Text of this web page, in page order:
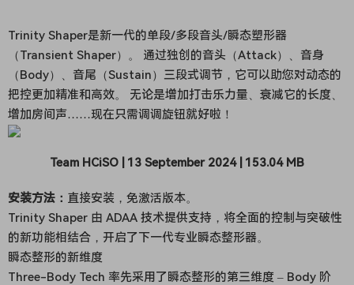
Trinity Shaper是新一代的单段/多段音头/瞬态塑形器
（Transient Shaper）。 通过独创的音头（Attack）、音身
（Body）、音尾（Sustain）三段式调节，它可以助您对动态的
把控更加精准和高效。 无论是增加打击乐力量、衰减它的长度、
增加房间声……现在只需调调旋钮就好啦！
Team HCiSO | 13 September 2024 | 153.04 MB
安装方法： 直接安装，免激活版本。
Trinity Shaper 由 ADAA 技术提供支持，将全面的控制与突破性
的新功能相结合，开启了下一代专业瞬态整形器。
瞬态整形的新维度
Three-Body Tech 率先采用了瞬态整形的第三维度 – Body 阶